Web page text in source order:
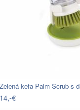
Zelená kefa Palm Scrub s
14,-€